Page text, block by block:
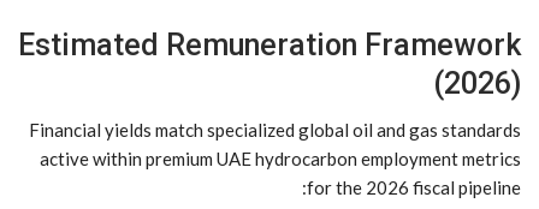
Estimated Remuneration Framework
(2026)
Financial yields match specialized global oil and gas standards
active within premium UAE hydrocarbon employment metrics
for the 2026 fiscal pipeline: